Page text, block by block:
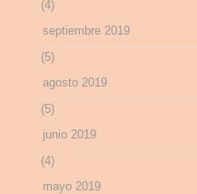
(4)
septiembre 2019
(5)
agosto 2019
(5)
junio 2019
(4)
mayo 2019